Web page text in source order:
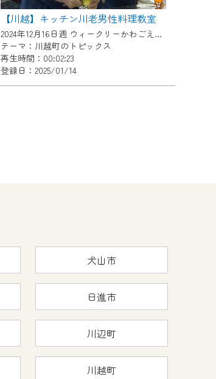
【川越】キッチン川老男性料理教室
2024年12月16日週 ウィークリーかわごえにて放送
テーマ：川越町のトピックス
再生時間：00:02:23
登録日：2025/01/14
犬山市
日進市
川辺町
川越町